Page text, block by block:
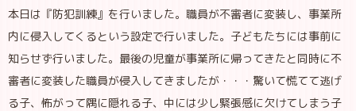
本日は『防犯訓練』を行いました。職員が不審者に変装し、事業所
内に侵入してくるという設定で行いました。子どもたちには事前に
知らせず行いました。最後の児童が事業所に帰ってきたと同時に不
審者に変装した職員が侵入してきましたが・・・驚いて慌てて逃げ
る子、怖がって隅に隠れる子、中には少し緊張感に欠けてしまう子